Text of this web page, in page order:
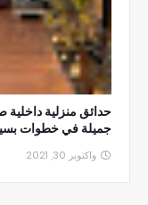
حدائق منزلية
جميلة في خطوات
واكتوبر 30, 2021